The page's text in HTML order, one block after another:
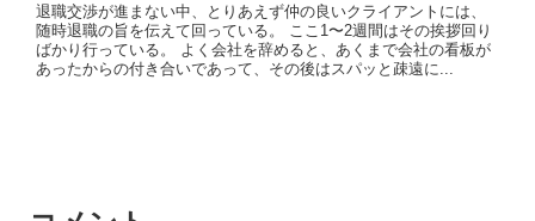
退職交渉が進まない中、とりあえず仲の良いクライアントには、
随時退職の旨を伝えて回っている。 ここ1〜2週間はその挨拶回り
ばかり行っている。 よく会社を辞めると、あくまで会社の看板が
あったからの付き合いであって、その後はスパッと疎遠に...